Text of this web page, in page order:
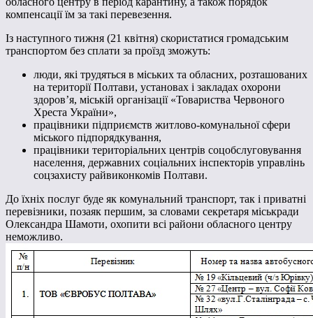
компенсації їм за такі перевезення.
Із наступного тижня (21 квітня) скористатися громадським
транспортом без сплати за проїзд зможуть:
люди, які трудяться в міських та обласних, розташованих
на території Полтави, установах і закладах охорони
здоров’я, міській організації «Товариства Червоного
Хреста України»,
працівники підприємств житлово-комунальної сфери
міського підпорядкування,
працівники територіальних центрів соцобслуговування
населення, державних соціальних інспекторів управлінь
соцзахисту райвиконкомів Полтави.
До їхніх послуг буде як комунальний транспорт, так і приватні
перевізники, позаяк першим, за словами секретаря міськради
Олександра Шамоти, охопити всі райони обласного центру
неможливо.